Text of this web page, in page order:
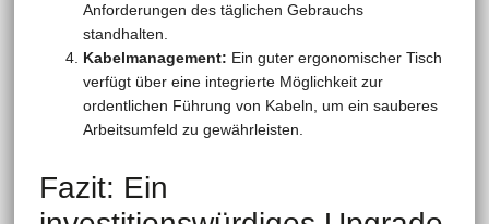
Anforderungen des täglichen Gebrauchs
standhalten.
Kabelmanagement: Ein guter ergonomischer Tisch
verfügt über eine integrierte Möglichkeit zur
ordentlichen Führung von Kabeln, um ein sauberes
Arbeitsumfeld zu gewährleisten.
Fazit: Ein